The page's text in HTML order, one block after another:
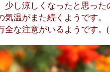
少し涼しくなったと思った
気温がまた続くようです。
全な注意がいるようです。